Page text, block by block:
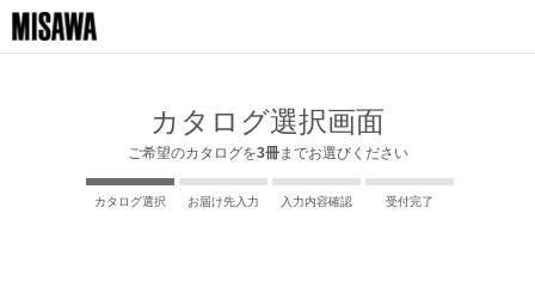
カタログ選択画面
ご希望のカタログを3冊までお選びください
カタログ選択 お届け先入力 入力内容確認 受付完了